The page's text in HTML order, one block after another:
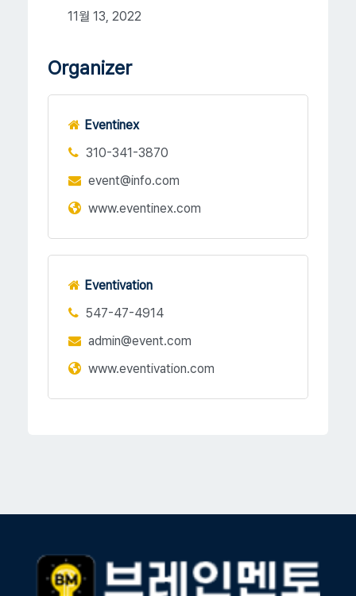
11월 13, 2022
Organizer
Eventinex
310-341-3870
event@info.com
www.eventinex.com
Eventivation
547-47-4914
admin@event.com
www.eventivation.com